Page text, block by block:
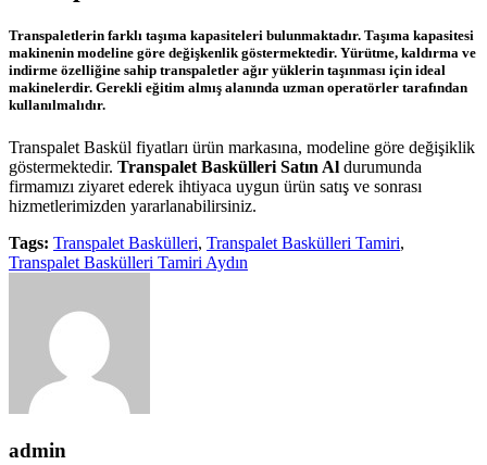
Transpaletlerin farklı taşıma kapasiteleri bulunmaktadır. Taşıma kapasitesi
makinenin modeline göre değişkenlik göstermektedir. Yürütme, kaldırma ve
indirme özelliğine sahip transpaletler ağır yüklerin taşınması için ideal
makinelerdir. Gerekli eğitim almış alanında uzman operatörler tarafından
kullanılmalıdır.
Transpalet Baskül fiyatları ürün markasına, modeline göre değişiklik
göstermektedir. Transpalet Baskülleri Satın Al durumunda
firmamızı ziyaret ederek ihtiyaca uygun ürün satış ve sonrası
hizmetlerimizden yararlanabilirsiniz.
Tags: Transpalet Baskülleri, Transpalet Baskülleri Tamiri,
Transpalet Baskülleri Tamiri Aydın
admin